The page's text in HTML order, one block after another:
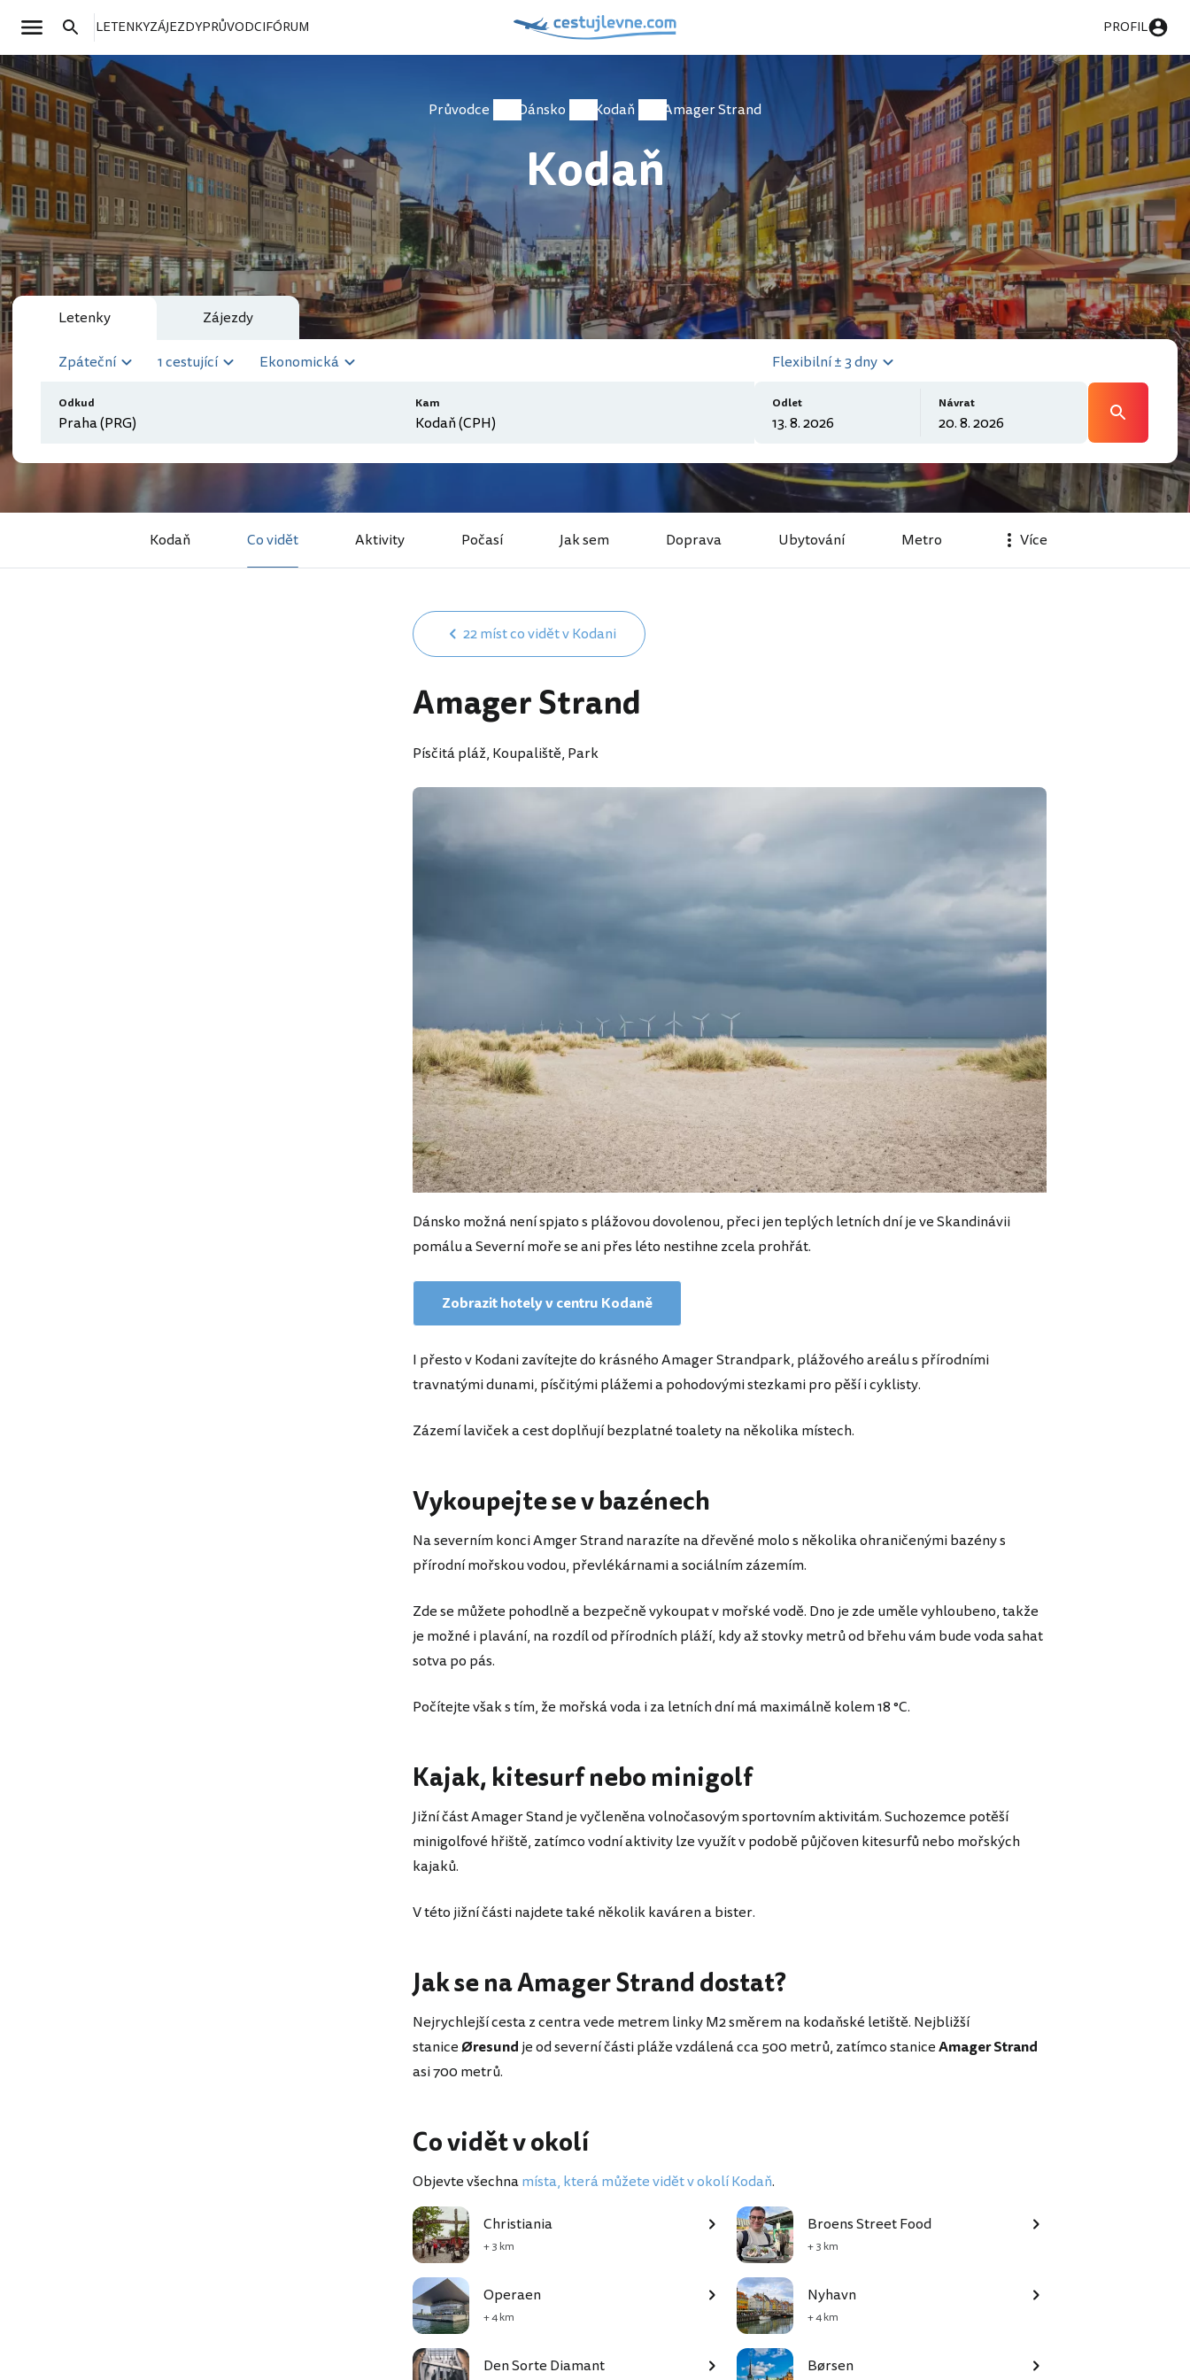
LETENKYZÁJEZDYPRŮVODCIFÓRUM PROFIL
Průvodce Dánsko Kodaň Amager Strand
Kodaň
Letenky Zájezdy
Zpáteční 1 cestující Ekonomická
Odkud Kam
Flexibilní ± 3 dny
Odlet Návrat
Kodaň Co vidět Aktivity Počasí Jak sem Doprava Ubytování Metro Více
22 míst co vidět v Kodani
Amager Strand
Písčitá pláž, Koupaliště, Park
Dánsko možná není spjato s plážovou dovolenou, přeci jen teplých letních dní je ve Skandinávii
pomálu a Severní moře se ani přes léto nestihne zcela prohřát.
Zobrazit hotely v centru Kodaně
I přesto v Kodani zavítejte do krásného Amager Strandpark, plážového areálu s přírodními
travnatými dunami, písčitými plážemi a pohodovými stezkami pro pěší i cyklisty.
Zázemí laviček a cest doplňují bezplatné toalety na několika místech.
Vykoupejte se v bazénech
Na severním konci Amger Strand narazíte na dřevěné molo s několika ohraničenými bazény s
přírodní mořskou vodou, převlékárnami a sociálním zázemím.
Zde se můžete pohodlně a bezpečně vykoupat v mořské vodě. Dno je zde uměle vyhloubeno, takže
je možné i plavání, na rozdíl od přírodních pláží, kdy až stovky metrů od břehu vám bude voda sahat
sotva po pás.
Počítejte však s tím, že mořská voda i za letních dní má maximálně kolem 18 °C.
Kajak, kitesurf nebo minigolf
Jižní část Amager Stand je vyčleněna volnočasovým sportovním aktivitám. Suchozemce potěší
minigolfové hřiště, zatímco vodní aktivity lze využít v podobě půjčoven kitesurfů nebo mořských
kajaků.
V této jižní části najdete také několik kaváren a bister.
Jak se na Amager Strand dostat?
Nejrychlejší cesta z centra vede metrem linky M2 směrem na kodaňské letiště. Nejbližší
staniceØresund je od severní části pláže vzdálená cca 500 metrů, zatímco staniceAmager Strand
asi 700 metrů.
Co vidět v okolí
Objevte všechnamísta, která můžete vidět v okolí Kodaň.
Christiania
+ 3 km
Broens Street Food
+ 3 km
Operaen
+ 4 km
Nyhavn
+ 4 km
Den Sorte Diamant Børsen